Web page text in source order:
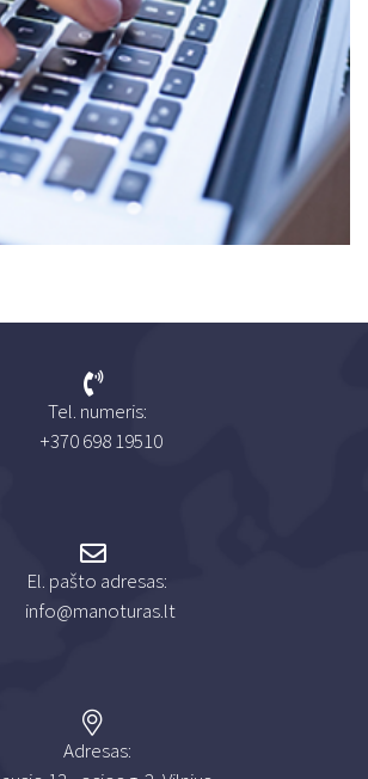
Tel. numeris:
+370 698 19510
El. pašto adresas:
info@manoturas.lt
Adresas: